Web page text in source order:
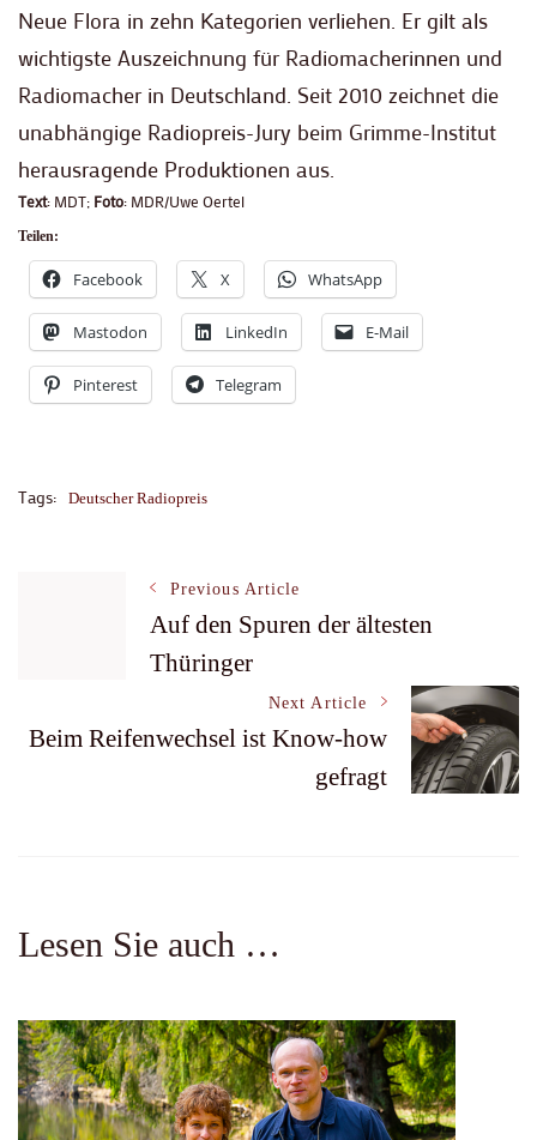
Neue Flora in zehn Kategorien verliehen. Er gilt als
wichtigste Auszeichnung für Radiomacherinnen und
Radiomacher in Deutschland. Seit 2010 zeichnet die
unabhängige Radiopreis-Jury beim Grimme-Institut
herausragende Produktionen aus.
Text: MDT; Foto: MDR/Uwe Oertel
Teilen:
Facebook X WhatsApp
Mastodon LinkedIn E-Mail
Pinterest Telegram
Tags: Deutscher Radiopreis
Navigation
Previous Article
Auf den Spuren der ältesten
Thüringer
Next Article
Beim Reifenwechsel ist Know-how
gefragt
Lesen Sie auch …